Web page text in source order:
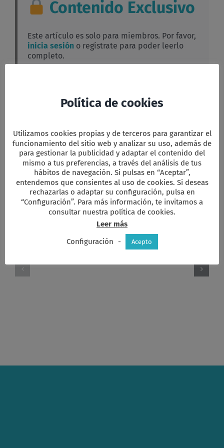
Contenido Exclusivo
Este artículo es solo para miembros. Por favor,
inicia sesión o regístrate para poder leerlo
completo.
Facebook
Twitter
EmailWhatsApp
PrintFriendly
Compartir
Comparta esta información en su red
Social favorita!
Facebook RedditLinkedInWhatsApp
Tumblr Pinterest
Vk Xing
Artículos relacionados
Política de cookies
Utilizamos cookies propias y de terceros para garantizar el
funcionamiento del sitio web y analizar su uso, además de
para gestionar la publicidad y adaptar el contenido del
mismo a tus preferencias, a través del análisis de tus
hábitos de navegación. Si pulsas en “Aceptar”,
entendemos que consientes al uso de cookies. Si deseas
rechazarlas o adaptar su configuración, pulsa en
“Configuración”. Para más información, te invitamos a
consultar nuestra política de cookies.
Leer más
Configuración
- Acepto